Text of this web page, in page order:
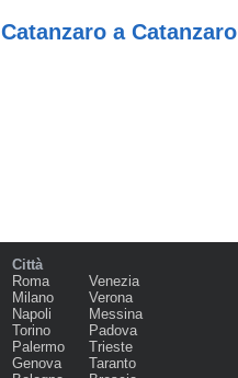
a Catanzaro
Città
Roma
Milano
Napoli
Torino
Palermo
Genova
Venezia
Verona
Messina
Padova
Trieste
Taranto